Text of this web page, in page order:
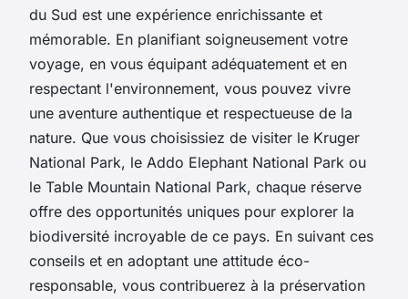
du Sud est une expérience enrichissante et
mémorable. En planifiant soigneusement votre
voyage, en vous équipant adéquatement et en
respectant l'environnement, vous pouvez vivre
une aventure authentique et respectueuse de la
nature. Que vous choisissiez de visiter le Kruger
National Park, le Addo Elephant National Park ou
le Table Mountain National Park, chaque réserve
offre des opportunités uniques pour explorer la
biodiversité incroyable de ce pays. En suivant ces
conseils et en adoptant une attitude éco-
responsable, vous contribuerez à la préservation